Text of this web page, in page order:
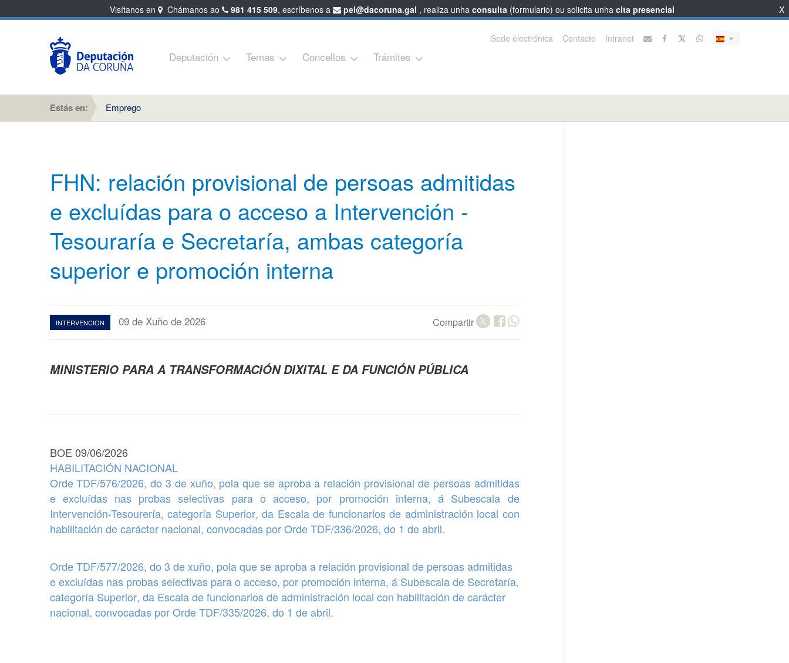
Sede electrónica Contacto Intranet
Deputación Temas Concellos Trámites
Estás en: Emprego
FHN: relación provisional de persoas admitidas
e excluídas para o acceso a Intervención -
Tesouraría e Secretaría, ambas categoría
superior e promoción interna
INTERVENCION 09 de Xuño de 2026 Compartir
MINISTERIO PARA A TRANSFORMACIÓN DIXITAL E DA FUNCIÓN PÚBLICA
BOE 09/06/2026
HABILITACIÓN NACIONAL
Orde TDF/576/2026, do 3 de xuño, pola que se aproba a relación provisional de persoas admitidas
e excluídasnas probas selectivas para o acceso, por promoción interna, á Subescala de
Intervención-Tesourería, categoría Superior, da Escala de funcionarios de administración local con
habilitación de carácter nacional, convocadas por Orde TDF/336/2026, do 1 de abril.
Orde TDF/577/2026, do 3 de xuño, pola que se aproba a relación provisional de persoas admitidas
e excluídasnas probas selectivas para o acceso, por promoción interna, á Subescala de Secretaría,
categoría Superior, da Escala de funcionarios de administración local con habilitación de carácter
nacional, convocadas por Orde TDF/335/2026, do 1 de abril.
Visítanos en Chámanos ao 981 415 509, escríbenos a pel@dacoruna.gal , realiza unha consulta(formulario) ou solicita unha cita presencial X